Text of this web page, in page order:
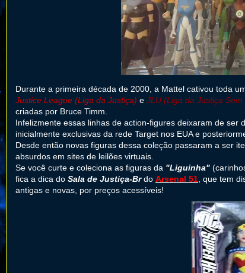
Durante a primeira década de 2000, a Mattel cativou toda
Justice League (Liga da Justiça) e JLU (Liga da Justiça Sem
criadas por Bruce Timm.
Infelizmente essas linhas de action-figures deixaram de
inicialmente exclusivas da rede Target nos EUA e
Desde então novas figuras dessa coleção passaram a ser
absurdos em sites de leilões virtuais.
Se você curte e coleciona as figuras da "Liguinha"
fica a dica do Sala de Justiça-Brdo Arsenal 51 , que tem
antigas e novas, por preços acessíveis!